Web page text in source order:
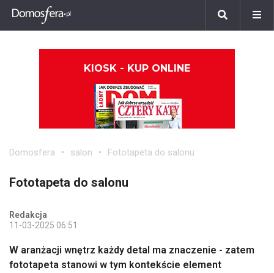
KIOSK - KUP ONLINE
Domosfera salon Fototapeta do salonu
Fototapeta do salonu
Redakcja
11-03-2025 06:51
W aranżacji wnętrz każdy detal ma znaczenie - zatem
fototapeta stanowi w tym kontekście element